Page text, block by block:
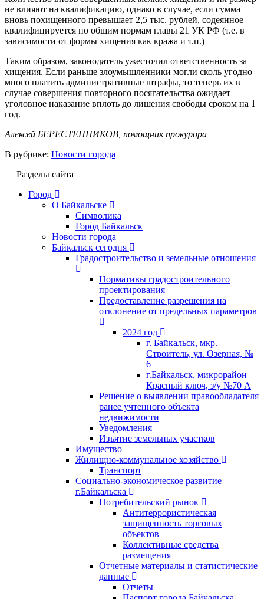
не влияют на квалификацию, однако в случае, если сумма
вновь похищенного превышает 2,5 тыс. рублей, содеянное
квалифицируется по общим нормам главы 21 УК РФ (т.е. в
зависимости от формы хищения как кража и т.п.)
Таким образом, законодатель ужесточил ответственность за
хищения. Если раньше злоумышленники могли сколь угодно
много платить административные штрафы, то теперь их в
случае совершения повторного посягательства ожидает
уголовное наказание вплоть до лишения свободы сроком на 1
год.
Алексей БЕРЕСТЕННИКОВ, помощник прокурора
В рубрике: Новости города
Разделы сайта
Город
О Байкальске
Символика
Город Байкальск
Новости города
Байкальск сегодня
Градостроительство и земельные отношения
Нормативы градостроительного
проектирования
Предоставление разрешения на
отклонение от предельных параметров
2024 год
г. Байкальск, мкр.
Строитель, ул. Озерная, №
6
г.Байкальск, микрорайон
Красный ключ, з/у №70 А
Решение о выявлении правообладателя
ранее учтенного объекта
недвижимости
Уведомления
Изъятие земельных участков
Имущество
Жилищно-коммунальное хозяйство
Транспорт
Социально-экономическое развитие
г.Байкальска
Потребительский рынок
Антитеррористическая
защищенность торговых
объектов
Коллективные средства
размещения
Отчетные материалы и статистические
данные
Отчеты